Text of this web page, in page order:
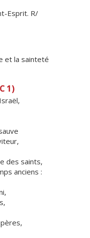
Esprit. R/
et la sainteté
1)
des saints,
anciens :